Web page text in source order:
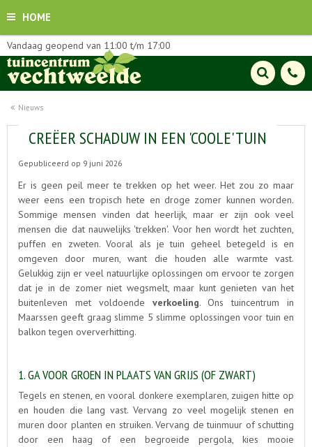
HOME
Nieuws
Vandaag geopend van 11:00 t/m 17:00
CREËER SCHADUW IN EEN 'COOLE' TUIN
Gepubliceerd op 9 juni 2026
Er is geen peil meer te trekken op het weer. Het zou zo maar
weer eens een tropisch hete en droge zomer kunnen worden.
Sommige mensen vinden dat heerlijk, maar er zijn ook veel
mensen die dat nauwelijks 'trekken'. Voor hen wordt het zuchten,
puffen en zweten. Vooral als je tuin geheel betegeld is en
omgeven door muren, want die houden alle warmte vast.
Gelukkig zijn er veel natuurlijke oplossingen om ervoor te zorgen
dat je in de zomer niet wegsmelt, maar kunt genieten van het
buitenleven met voldoende verkoeling. Ons tuincentrum in
Maarssen geeft graag slimme 5 slimme oplossingen voor tuin en
balkon tegen oververhitting.
1. GA VOOR GROEN IN PLAATS VAN GRIJS (OF ZWART)
Tegels en stenen, en vooral donkere exemplaren, zuigen hitte op
en houden die lang vast. Vervang zo veel mogelijk stenen en
muren door planten en struiken. Vervang de tuinmuur of schutting
door een haag of een begroeide pergola, kies mooie